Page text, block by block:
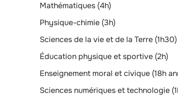
Mathématiques (4h)
Physique-chimie (3h)
Sciences de la vie et de la Terre (1h30)
Éducation physique et sportive (2h)
Enseignement moral et civique (18h
Sciences numériques et technologie